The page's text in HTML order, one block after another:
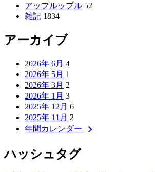
アップルップル 52
雑記 1834
アーカイブ
2026年 6月 4
2026年 5月 1
2026年 3月 2
2026年 1月 3
2025年 12月 6
2025年 11月 2
年間カレンダー
chevron_right
ハッシュタグ